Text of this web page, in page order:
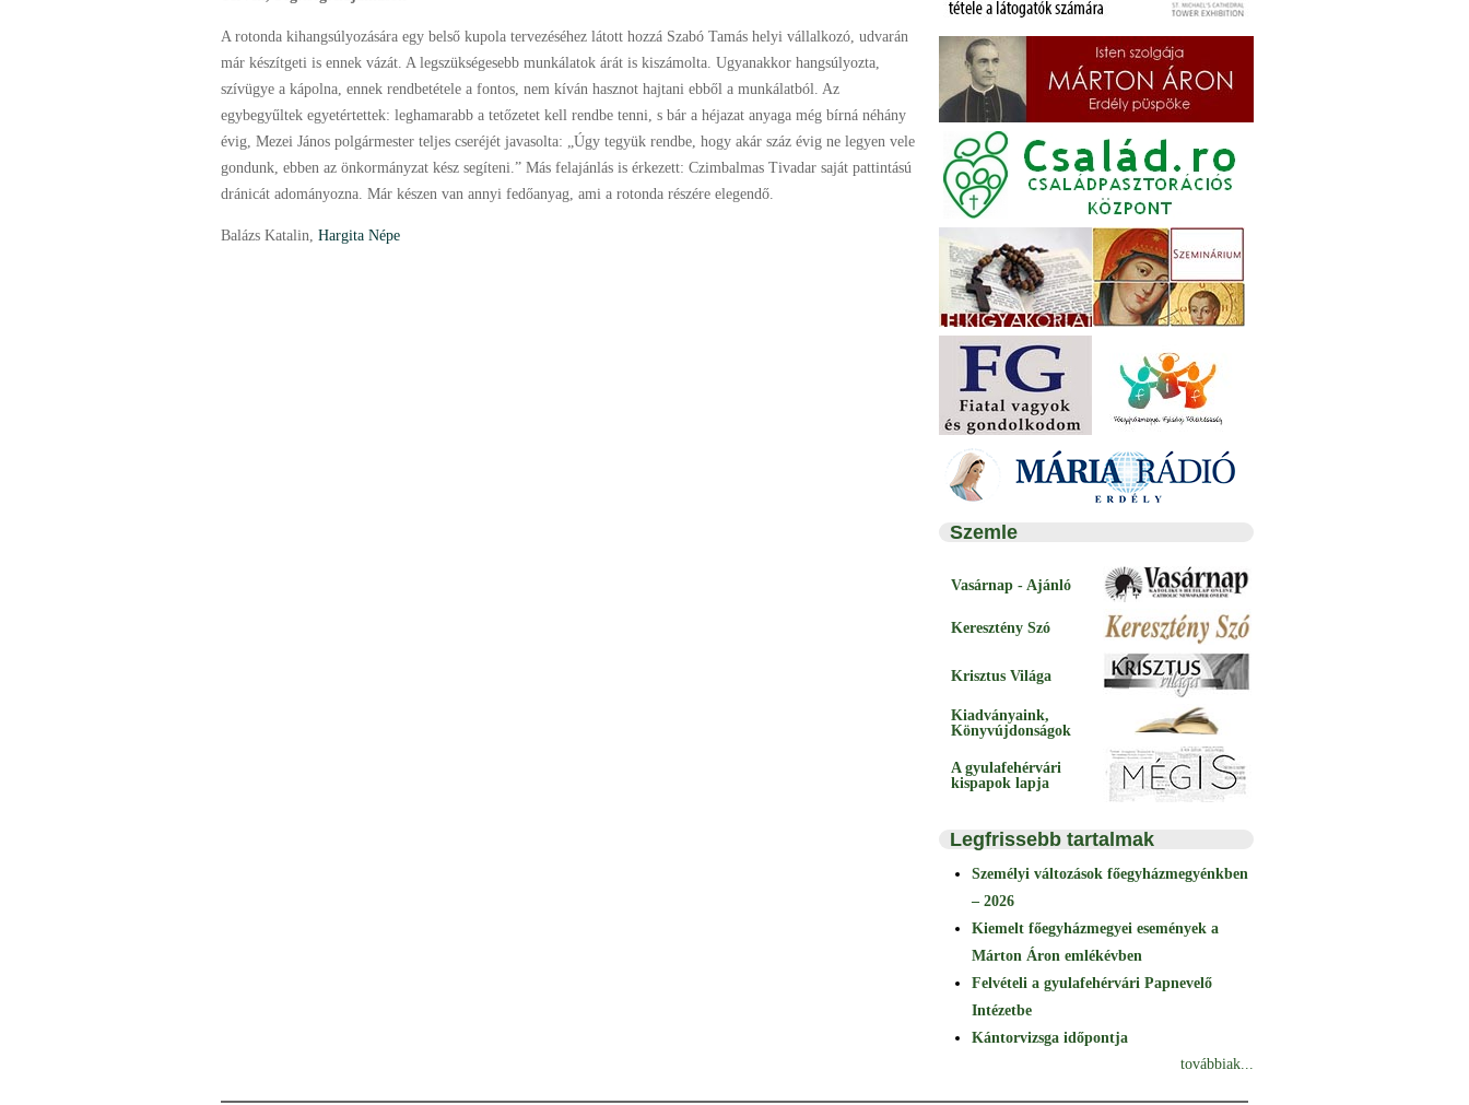
A rotonda kihangsúlyozására egy belső kupola tervezéséhez látott hozzá Szabó Tamás helyi vállalkozó, udvarán
már készítgeti is ennek vázát. A legszükségesebb munkálatok árát is kiszámolta. Ugyanakkor hangsúlyozta,
szívügye a kápolna, ennek rendbetétele a fontos, nem kíván hasznot hajtani ebből a munkálatból. Az
egybegyűltek egyetértettek: leghamarabb a tetőzetet kell rendbe tenni, s bár a héjazat anyaga még bírná néhány
évig, Mezei János polgármester teljes cseréjét javasolta: „Úgy tegyük rendbe, hogy akár száz évig ne legyen vele
gondunk, ebben az önkormányzat kész segíteni.” Más felajánlás is érkezett: Czimbalmas Tivadar saját pattintású
dránicát adományozna. Már készen van annyi fedőanyag, ami a rotonda részére elegendő.
Balázs Katalin, Hargita Népe
Szemle
Vasárnap - Ajánló
Keresztény Szó
Krisztus Világa
Kiadványaink,
Könyvújdonságok
A gyulafehérvári
kispapok lapja
Legfrissebb tartalmak
Személyi változások főegyházmegyénkben
– 2026
Kiemelt főegyházmegyei események a
Márton Áron emlékévben
Felvételi a gyulafehérvári Papnevelő
Intézetbe
Kántorvizsga időpontja
továbbiak...